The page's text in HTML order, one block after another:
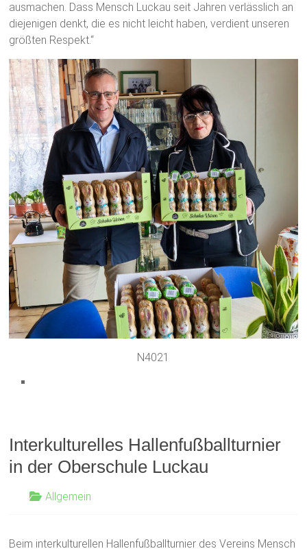
ausmachen. Dass Mensch Luckau seit Jahren verlässlich an
diejenigen denkt, die es nicht leicht haben, verdient unseren
größten Respekt.“
N4021
Interkulturelles Hallenfußballturnier
in der Oberschule Luckau
Allgemein
Beim interkulturellen Hallenfußballturnier des Vereins Mensch